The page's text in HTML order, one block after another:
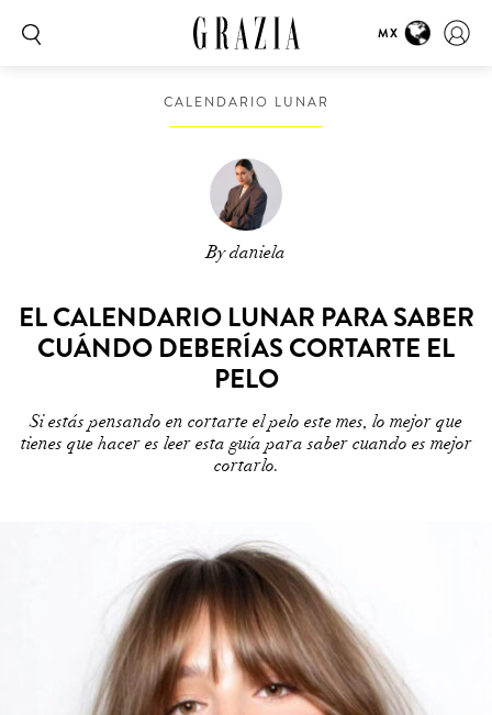
MX
CALENDARIO LUNAR
By daniela
EL CALENDARIO LUNAR PARA SABER
CUÁNDO DEBERÍAS CORTARTE EL
PELO
Si estás pensando en cortarte el pelo este mes, lo mejor que
tienes que hacer es leer esta guía para saber cuando es mejor
cortarlo.